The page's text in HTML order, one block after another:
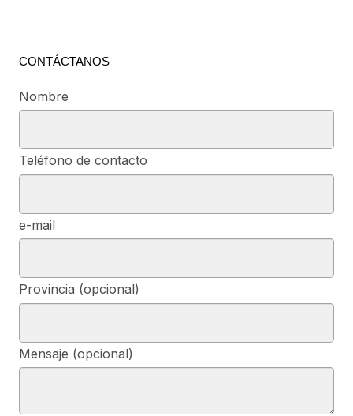
CONTÁCTANOS
Nombre
Teléfono de contacto
e-mail
Provincia (opcional)
Mensaje (opcional)